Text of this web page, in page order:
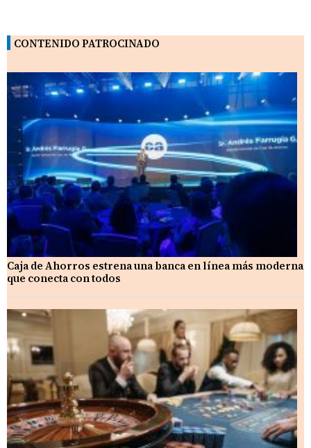
CONTENIDO PATROCINADO
Caja de Ahorros estrena una banca en línea más moderna
que conecta con todos